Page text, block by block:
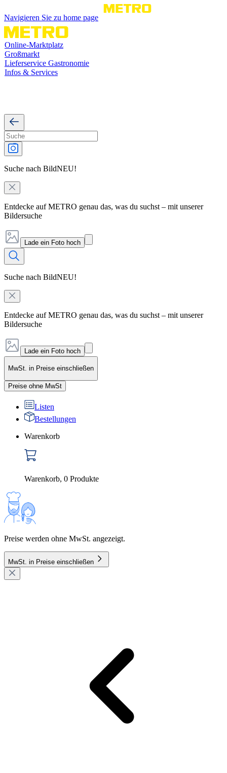
Navigieren Sie zu home page
Online-Marktplatz
Großmarkt
Lieferservice Gastronomie
Infos & Services
Suche nach BildNEU!
Entdecke auf METRO genau das, was du suchst – mit unserer
Bildersuche
Lade ein Foto hoch
Suche nach BildNEU!
Entdecke auf METRO genau das, was du suchst – mit unserer
Bildersuche
Lade ein Foto hoch
MwSt. in Preise einschließen
Preise ohne MwSt
Listen
Bestellungen
Warenkorb
Warenkorb, 0 Produkte
Preise werden ohne MwSt. angezeigt.
MwSt. in Preise einschließen